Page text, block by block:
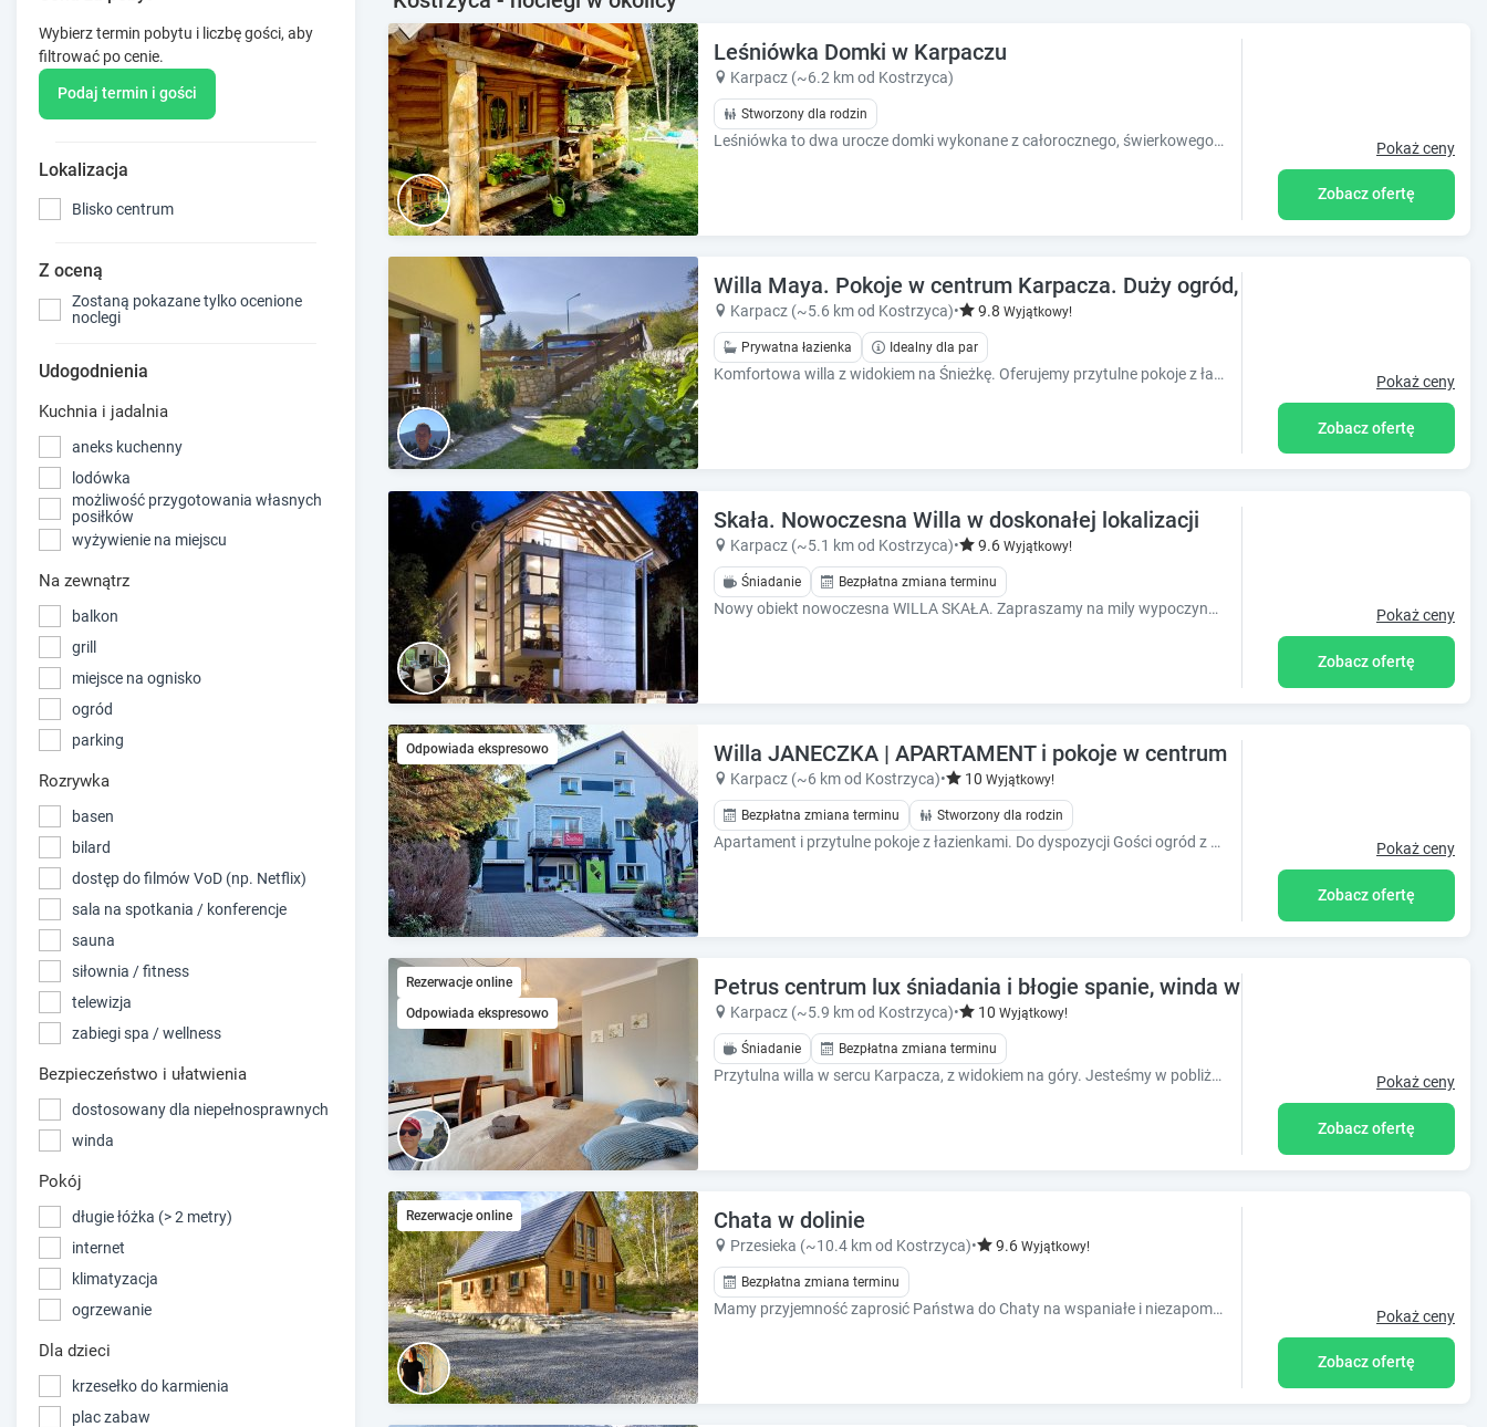
c
a
l
e
n
d
a
r
a
n
d
e
c
t
a
d
a
t
e
.
P
e
s
s
t
h
e
q
u
s
t
i
o
n
m
a
k
k
e
t
o
g
e
t
t
h
e
k
e
y
b
o
a
a
l
e
n
d
s
e
e
c
e
r
e
q
s
t
e
y
h
e
k
e
Wybierz termin pobytu i liczbę gości, aby
filtrować po cenie.
Podaj termin i gości
Lokalizacja
Blisko centrum
Z oceną
Zostaną pokazane tylko ocenione
noclegi
Udogodnienia
Kuchnia i jadalnia
aneks kuchenny
lodówka
możliwość przygotowania własnych
posiłków
wyżywienie na miejscu
Na zewnątrz
balkon
grill
miejsce na ognisko
ogród
parking
Rozrywka
basen
bilard
dostęp do filmów VoD (np. Netflix)
sala na spotkania / konferencje
sauna
siłownia / fitness
telewizja
zabiegi spa / wellness
Bezpieczeństwo i ułatwienia
dostosowany dla niepełnosprawnych
winda
Pokój
długie łóżka (> 2 metry)
internet
klimatyzacja
ogrzewanie
Dla dzieci
krzesełko do karmienia
plac zabaw
Leśniówka Domki w Karpaczu
Karpacz (~6.2 km od Kostrzyca)
Stworzony dla rodzin
Leśniówka to dwa urocze domki wykonane z całorocznego, świerkowego bala, o powierzchni ok. 75m2 każdy, z przynależnym prywatnym ogrodem i parkingiem. Pokaż ceny
Zobacz ofertę
Willa Maya. Pokoje w centrum Karpacza. Duży ogród, parking, miejsce na grill
Karpacz (~5.6 km od Kostrzyca)• 9.8 Wyjątkowy!
Prywatna łazienka Idealny dla par
Komfortowa willa z widokiem na Śnieżkę. Oferujemy przytulne pokoje z łazienkami. Do dyspozycji Gości dobrze wyposażona kuchnia i miejsce na grilla. Pokaż ceny
Zobacz ofertę
Skała. Nowoczesna Willa w doskonałej lokalizacji
Karpacz (~5.1 km od Kostrzyca)• 9.6 Wyjątkowy!
Śniadanie Bezpłatna zmiana terminu
Nowy obiekt nowoczesna WILLA SKAŁA. Zapraszamy na mily wypoczynek w Skale.......... Pokaż ceny
Zobacz ofertę
Odpowiada ekspresowo Willa JANECZKA | APARTAMENT i pokoje w centrum
Karpacz (~6 km od Kostrzyca)• 10 Wyjątkowy!
Bezpłatna zmiana terminu Stworzony dla rodzin
Apartament i przytulne pokoje z łazienkami. Do dyspozycji Gości ogród z miejscem na grilla i placem zabaw. Obiekt idealny dla rodzin. Pokaż ceny
Zobacz ofertę
Rezerwacje online
Odpowiada ekspresowo
Petrus centrum lux śniadania i błogie spanie, winda w budynku, od was 9,5/10
Karpacz (~5.9 km od Kostrzyca)• 10 Wyjątkowy!
Śniadanie Bezpłatna zmiana terminu
Przytulna willa w sercu Karpacza, z widokiem na góry. Jesteśmy w pobliżu wielu atrakcji. Oferujemy komfortowe pokoje (większość z balkonem). Pokaż ceny
Zobacz ofertę
Rezerwacje online Chata w dolinie
Przesieka (~10.4 km od Kostrzyca)• 9.6 Wyjątkowy!
Bezpłatna zmiana terminu
Mamy przyjemność zaprosić Państwa do Chaty na wspaniałe i niezapomniane chwile spędzone blisko natury w jednym z najpiękniejszych miejsc w Sudetach. Pokaż ceny
Zobacz ofertę